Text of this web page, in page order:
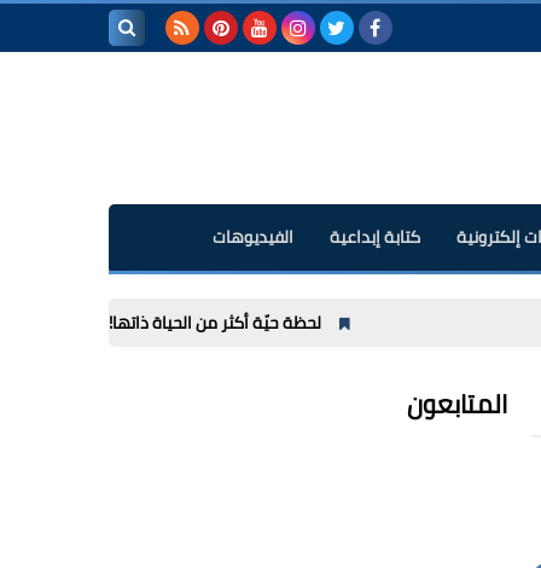
إلكترونية كتابة إبداعية الفيديوهات
لحظة حيّة أكثر من الحياة ذاتها! مراجعة رواية
المتابعون